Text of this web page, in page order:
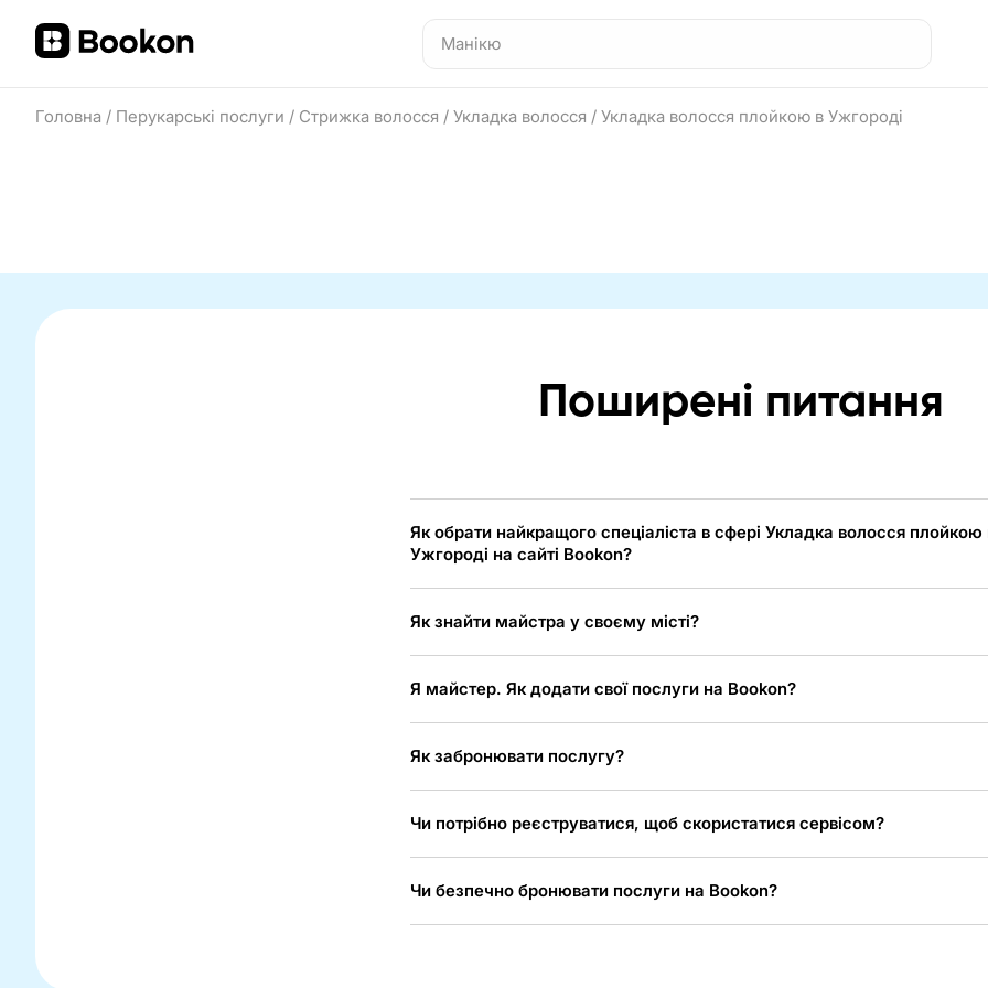
Головна / Перукарські послуги / Стрижка волосся / Укладка волосся / Укладка волосся плойкою в Ужгороді
Поширені питання
Як обрати найкращого спеціаліста в сфері Укладка волосся плойкою
Ужгороді на сайті Bookon?
Як знайти майстра у своєму місті?
Я майстер. Як додати свої послуги на Bookon?
Як забронювати послугу?
Чи потрібно реєструватися, щоб скористатися сервісом?
Чи безпечно бронювати послуги на Bookon?